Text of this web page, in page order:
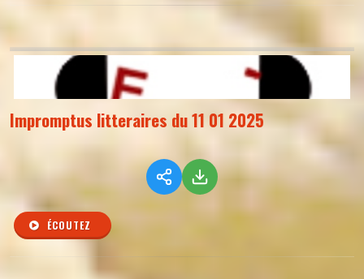
Impromptus litteraires du 11 01 2025
ÉCOUTEZ